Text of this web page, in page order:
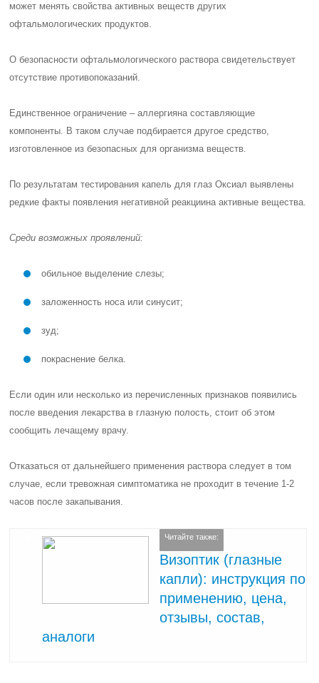
может менять свойства активных веществ других
офтальмологических продуктов.
О безопасности офтальмологического раствора свидетельствует
отсутствие противопоказаний.
Единственное ограничение –аллергияна составляющие
компоненты. В таком случае подбирается другое средство,
изготовленное из безопасных для организма веществ.
По результатам тестирования капель для глаз Оксиал выявлены
редкие факты появления негативной реакциина активные вещества.
Среди возможных проявлений:
обильное выделение слезы;
заложенность носа или синусит;
зуд;
покраснение белка.
Если один или несколько из перечисленных признаков появились
после введения лекарства в глазную полость, стоит об этом
сообщить лечащему врачу.
Отказаться от дальнейшего применения раствора следует в том
случае, если тревожная симптоматика не проходит в течение 1-2
часов после закапывания.
Читайте также:
Визоптик (глазные
капли): инструкция по
применению, цена,
отзывы, состав,
аналоги